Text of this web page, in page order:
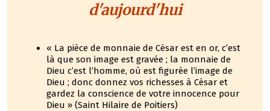
d'aujourd'hui
« La pièce de monnaie de César est en or, c’est
là que son image est gravée ; la monnaie de
Dieu c’est l’homme, où est figurée l’image de
Dieu ; donc donnez vos richesses à César et
gardez la conscience de votre innocence pour
Dieu » (Saint Hilaire de Poitiers)